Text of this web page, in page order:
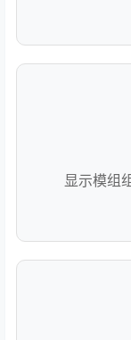
显示模组